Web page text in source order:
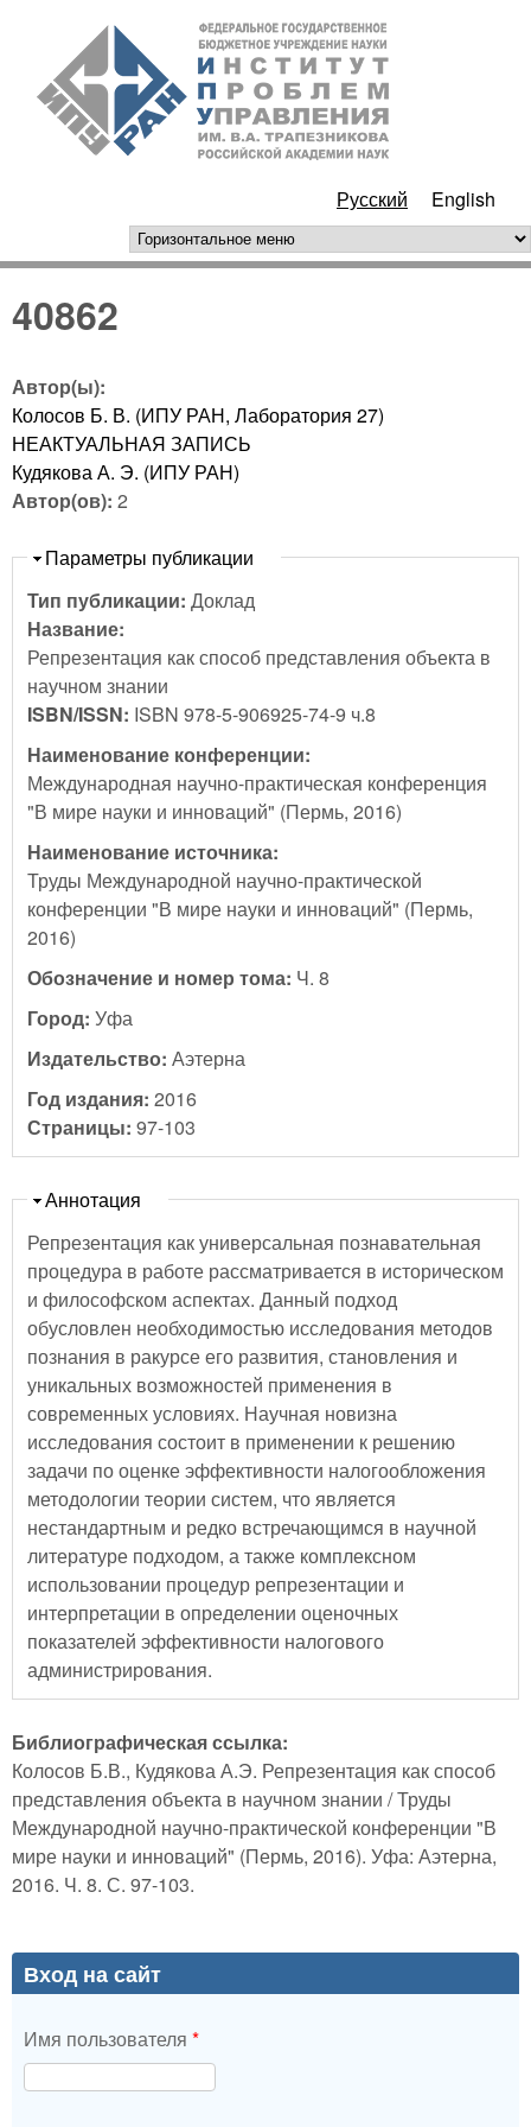
Перейти к основному
содержанию
РАН
Русский English
горизонтальное меню
40862
Автор(ы):
Колосов Б. В. (ИПУ РАН, Лаборатория 27)
НЕАКТУАЛЬНАЯ ЗАПИСЬ
Кудякова А. Э. (ИПУ РАН)
Автор(ов): 2
Скрыть
Параметры публикации
Тип публикации: Доклад
Название:
Репрезентация как способ представления объекта в
научном знании
ISBN/ISSN: ISBN 978-5-906925-74-9 ч.8
Наименование конференции:
Международная научно-практическая конференция
"В мире науки и инноваций" (Пермь, 2016)
Наименование источника:
Труды Международной научно-практической
конференции "В мире науки и инноваций" (Пермь,
2016)
Обозначение и номер тома: Ч. 8
Город: Уфа
Издательство: Аэтерна
Год издания: 2016
Страницы: 97-103
Скрыть
Аннотация
Репрезентация как универсальная познавательная
процедура в работе рассматривается в историческом
и философском аспектах. Данный подход
обусловлен необходимостью исследования методов
познания в ракурсе его развития, становления и
уникальных возможностей применения в
современных условиях. Научная новизна
исследования состоит в применении к решению
задачи по оценке эффективности налогообложения
методологии теории систем, что является
нестандартным и редко встречающимся в научной
литературе подходом, а также комплексном
использовании процедур репрезентации и
интерпретации в определении оценочных
показателей эффективности налогового
администрирования.
Библиографическая ссылка:
Колосов Б.В., Кудякова А.Э. Репрезентация как способ
представления объекта в научном знании / Труды
Международной научно-практической конференции "В
мире науки и инноваций" (Пермь, 2016). Уфа: Аэтерна,
2016. Ч. 8. С. 97-103.
Вход на сайт
Имя пользователя *